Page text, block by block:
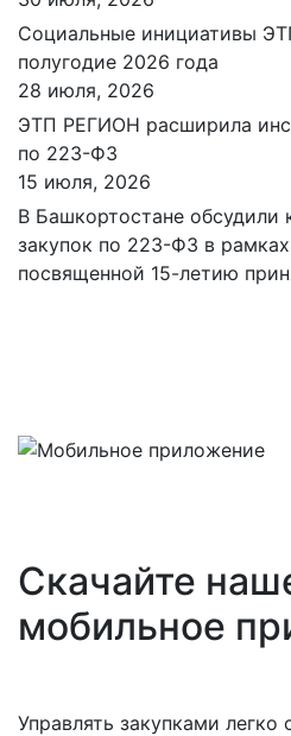
Социальные инициативы
полугодие 2026 года
28 июля, 2026
ЭТП РЕГИОН расширила
по 223-ФЗ
15 июля, 2026
В Башкортостане обсудили
закупок по 223-ФЗ в
посвященной 15-летию
Скачайте
мобильное
Управлять закупками